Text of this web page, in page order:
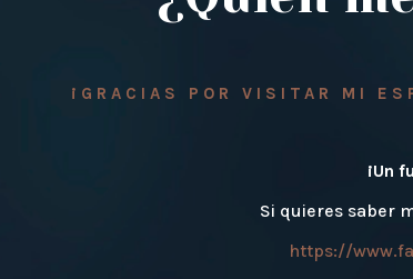
¡GRACIAS POR VISITAR MI
¡Un
Si quieres saber
https://